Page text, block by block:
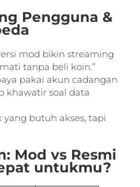
Pengguna &
mod bikin streaming
tanpa beli koin.”
pakai akun cadangan
khawatir soal data
butuh akses, tapi
Mod vs Resmi
untukmu?